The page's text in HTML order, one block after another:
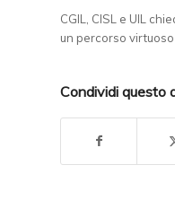
CGIL, CISL e UIL
un percorso
Condividi questo